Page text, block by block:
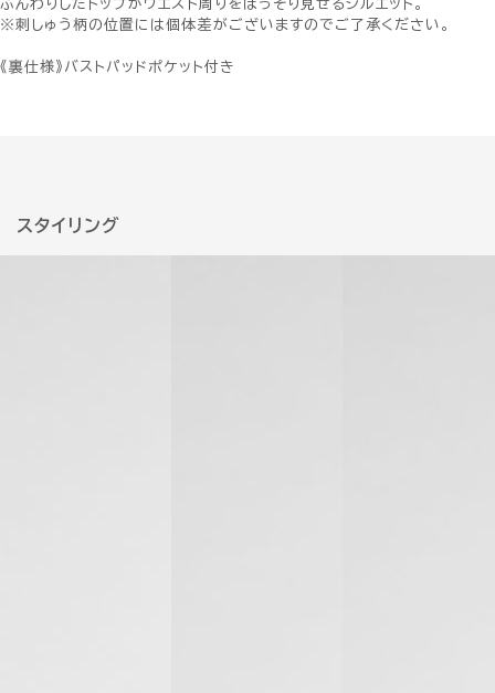
ふんわりしたトップがウエスト周りをほっそり見せるシルエット。
※刺しゅう柄の位置には個体差がございますのでご了承ください。
《裏仕様》バストパッドポケット付き
スタイリング